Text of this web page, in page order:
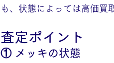
も、状態によっては高価買
査定ポイント
① メッキの状態